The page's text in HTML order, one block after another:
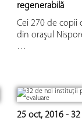
regenerabilă
Cei 270 de copii
din oraşul
…
25 oct, 2016 -